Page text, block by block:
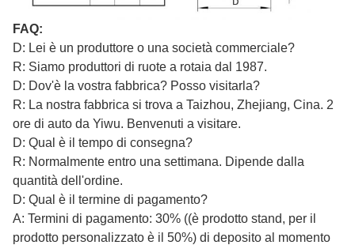
FAQ:
D: Lei è un produttore o una società commerciale?
R: Siamo produttori di ruote a rotaia dal 1987.
D: Dov'è la vostra fabbrica? Posso visitarla?
R: La nostra fabbrica si trova a Taizhou, Zhejiang, Cina. 2
ore di auto da Yiwu. Benvenuti a visitare.
D: Qual è il tempo di consegna?
R: Normalmente entro una settimana. Dipende dalla
quantità dell'ordine.
D: Qual è il termine di pagamento?
A: Termini di pagamento: 30% ((è prodotto stand, per il
prodotto personalizzato è il 50%) di deposito al momento